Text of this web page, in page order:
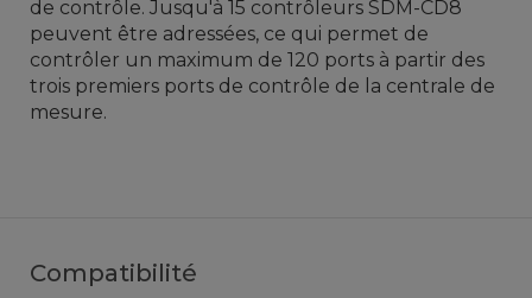
de contrôle. Jusqu'à 15 contrôleurs SDM-CD8
peuvent être adressées, ce qui permet de
contrôler un maximum de 120 ports à partir des
trois premiers ports de contrôle de la centrale de
mesure.
Compatibilité